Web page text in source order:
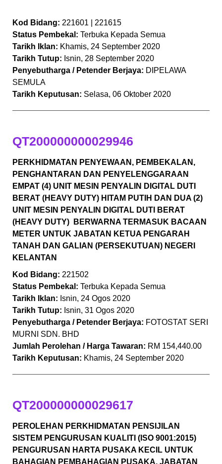
Kod Bidang: 221601 | 221615
Status Pembekal: Terbuka Kepada Semua
Tarikh Iklan: Khamis, 24 September 2020
Tarikh Tutup: Isnin, 28 September 2020
Penyebutharga / Petender Berjaya: DIPELAWA
SEMULA
Tarikh Keputusan: Selasa, 06 Oktober 2020
QT200000000029946
PERKHIDMATAN PENYEWAAN, PEMBEKALAN,
PENGHANTARAN DAN PENYELENGGARAAN
EMPAT (4) UNIT MESIN PENYALIN DIGITAL DUTI
BERAT (HEAVY DUTY) HITAM PUTIH DAN DUA (2)
UNIT MESIN PENYALIN DIGITAL DUTI BERAT
(HEAVY DUTY) BERWARNA TERMASUK BACAAN
METER UNTUK JABATAN KETUA PENGARAH
TANAH DAN GALIAN (PERSEKUTUAN) NEGERI
KELANTAN
Kod Bidang: 221502
Status Pembekal: Terbuka Kepada Semua
Tarikh Iklan: Isnin, 24 Ogos 2020
Tarikh Tutup: Isnin, 31 Ogos 2020
Penyebutharga / Petender Berjaya: FOTOSTAT SERI
MURNI SDN. BHD
Jumlah Perolehan / Harga Tawaran: RM 154,440.00
Tarikh Keputusan: Khamis, 24 September 2020
QT200000000029617
PEROLEHAN PERKHIDMATAN PENSIJILAN
SISTEM PENGURUSAN KUALITI (ISO 9001:2015)
PENGURUSAN HARTA PUSAKA KECIL UNTUK
BAHAGIAN PEMBAHAGIAN PUSAKA, JABATAN